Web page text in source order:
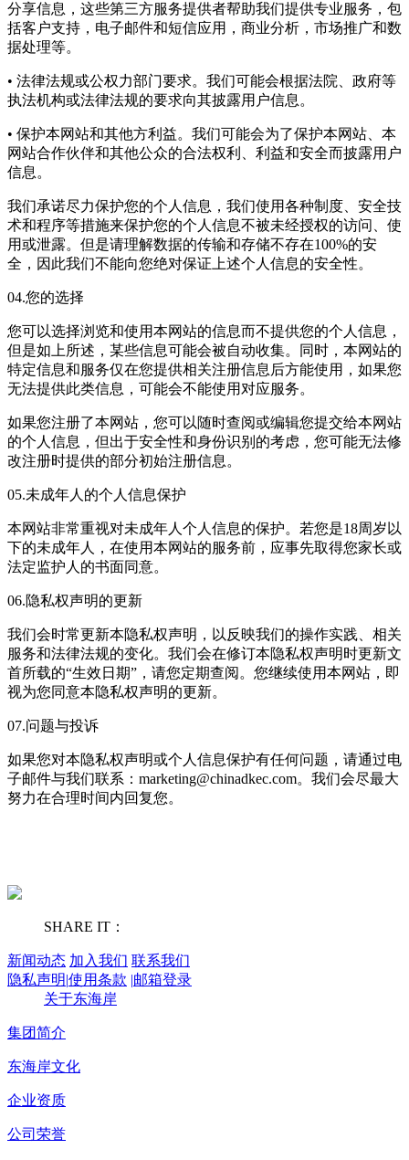
分享信息，这些第三方服务提供者帮助我们提供专业服务，包
括客户支持，电子邮件和短信应用，商业分析，市场推广和数
据处理等。
• 法律法规或公权力部门要求。我们可能会根据法院、政府等
执法机构或法律法规的要求向其披露用户信息。
• 保护本网站和其他方利益。我们可能会为了保护本网站、本
网站合作伙伴和其他公众的合法权利、利益和安全而披露用户
信息。
我们承诺尽力保护您的个人信息，我们使用各种制度、安全技
术和程序等措施来保护您的个人信息不被未经授权的访问、使
用或泄露。但是请理解数据的传输和存储不存在100%的安
全，因此我们不能向您绝对保证上述个人信息的安全性。
04.您的选择
您可以选择浏览和使用本网站的信息而不提供您的个人信息，
但是如上所述，某些信息可能会被自动收集。同时，本网站的
特定信息和服务仅在您提供相关注册信息后方能使用，如果您
无法提供此类信息，可能会不能使用对应服务。
如果您注册了本网站，您可以随时查阅或编辑您提交给本网站
的个人信息，但出于安全性和身份识别的考虑，您可能无法修
改注册时提供的部分初始注册信息。
05.未成年人的个人信息保护
本网站非常重视对未成年人个人信息的保护。若您是18周岁以
下的未成年人，在使用本网站的服务前，应事先取得您家长或
法定监护人的书面同意。
06.隐私权声明的更新
我们会时常更新本隐私权声明，以反映我们的操作实践、相关
服务和法律法规的变化。我们会在修订本隐私权声明时更新文
首所载的“生效日期”，请您定期查阅。您继续使用本网站，即
视为您同意本隐私权声明的更新。
07.问题与投诉
如果您对本隐私权声明或个人信息保护有任何问题，请通过电
子邮件与我们联系：marketing@chinadkec.com。我们会尽最大
努力在合理时间内回复您。
SHARE IT：
新闻动态 加入我们 联系我们
隐私声明|使用条款 |邮箱登录
关于东海岸
集团简介
东海岸文化
企业资质
公司荣誉